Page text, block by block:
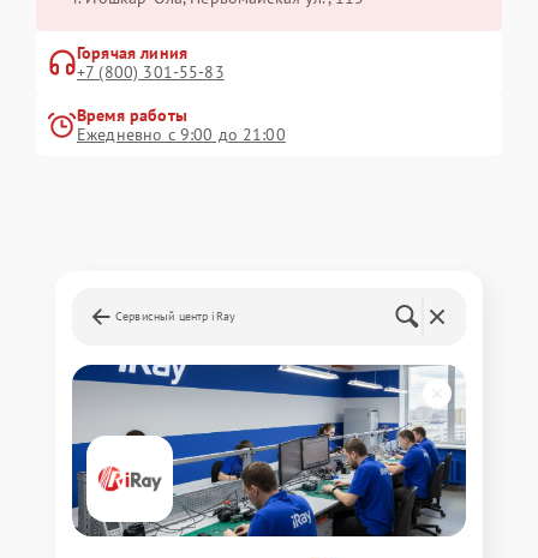
Горячая линия
+7 (800) 301-55-83
Время работы
Ежедневно с 9:00 до 21:00
Сервисный центр iRay